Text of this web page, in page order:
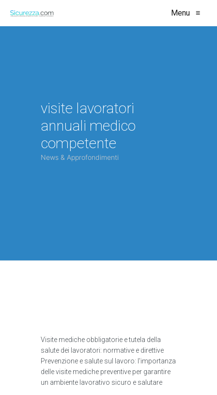
Menu ≡
visite lavoratori
annuali medico
competente
News & Approfondimenti
Visite mediche obbligatorie e tutela della
salute dei lavoratori: normative e direttive
Prevenzione e salute sul lavoro: l'importanza
delle visite mediche preventive per garantire
un ambiente lavorativo sicuro e salutare